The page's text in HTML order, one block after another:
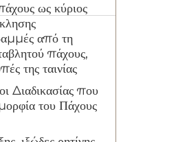
ως κύριος
από τη
πάχους,
της ταινίας
Διαδικασίας που
του Πάχους